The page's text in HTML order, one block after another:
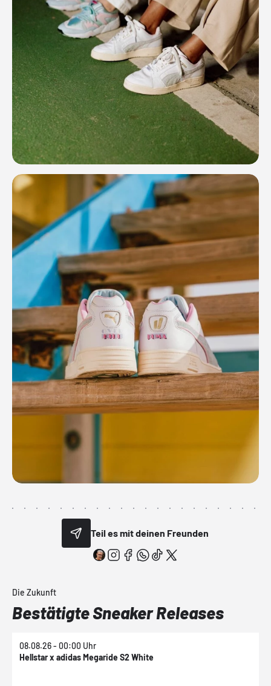
Teil es mit deinen Freunden
Die Zukunft
Bestätigte Sneaker Releases
08.08.26 - 00:00 Uhr
Hellstar x adidas Megaride S2 White